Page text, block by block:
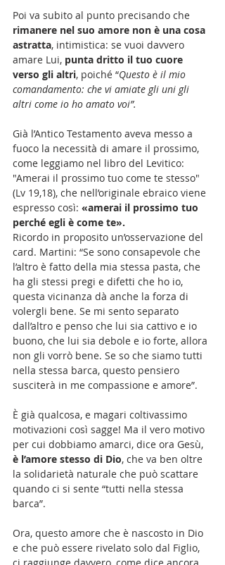
Poi va subito al punto precisando che
rimanere nel suo amore non è una cosa
astratta, intimistica: se vuoi davvero
amare Lui, punta dritto il tuo cuore
verso gli altri, poiché “Questo è il mio
comandamento: che vi amiate gli uni gli
altri come io ho amato voi”.
Già l’Antico Testamento aveva messo a
fuoco la necessità di amare il prossimo,
come leggiamo nel libro del Levitico:
"Amerai il prossimo tuo come te stesso"
(Lv 19,18), che nell’originale ebraico viene
espresso così: «amerai il prossimo tuo
perché egli è come te».
Ricordo in proposito un’osservazione del
card. Martini: “Se sono consapevole che
l’altro è fatto della mia stessa pasta, che
ha gli stessi pregi e difetti che ho io,
questa vicinanza dà anche la forza di
volergli bene. Se mi sento separato
dall’altro e penso che lui sia cattivo e io
buono, che lui sia debole e io forte, allora
non gli vorrò bene. Se so che siamo tutti
nella stessa barca, questo pensiero
susciterà in me compassione e amore”.
È già qualcosa, e magari coltivassimo
motivazioni così sagge! Ma il vero motivo
per cui dobbiamo amarci, dice ora Gesù,
è l’amore stesso di Dio, che va ben oltre
la solidarietà naturale che può scattare
quando ci si sente “tutti nella stessa
barca”.
Ora, questo amore che è nascosto in Dio
e che può essere rivelato solo dal Figlio,